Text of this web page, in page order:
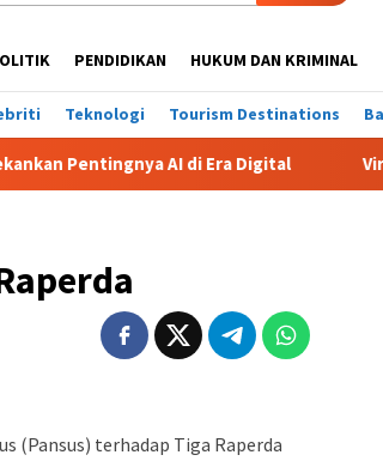
PENDIDIKAN HUKUM DAN KRIMINAL
Teknologi Tourism Destinations
di Era Digital Viral! Heboh Istri
(Pansus) terhadap Tiga Raperda